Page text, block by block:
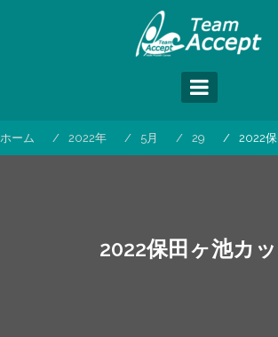
キ
ホーム 2022年 5月 29 2022
2022保田ヶ池カ